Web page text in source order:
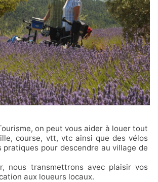
on peut vous aider à louer tout
course, vtt, vtc ainsi que des vélos
pour descendre au village de
nous transmettrons avec plaisir vos
aux loueurs locaux.